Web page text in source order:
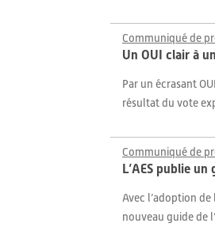
Communiqué de
Un OUI clair à
Par un écrasant
résultat du vote
Communiqué de
L’AES publie
Avec l’adoption de
nouveau guide de